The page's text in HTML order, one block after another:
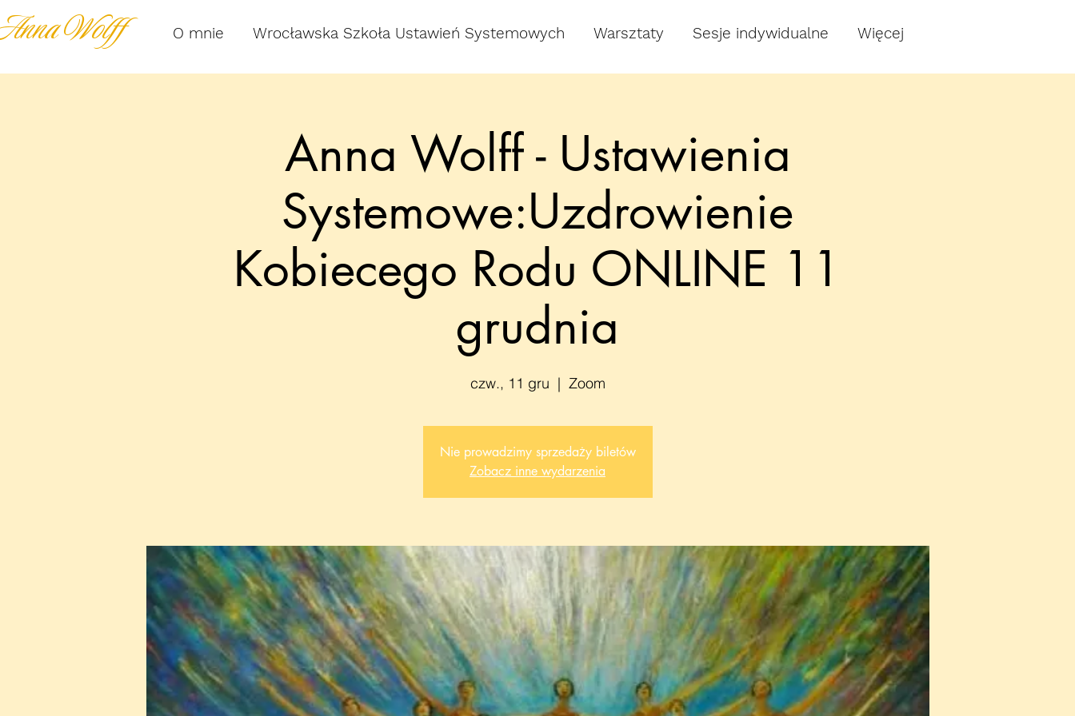
Wolff O mnie Wrocławska Szkoła Ustawień Systemowych Warsztaty Sesje indywidualne Więcej
Anna Wolff - Ustawienia
Systemowe:Uzdrowienie
Kobiecego Rodu ONLINE 11
grudnia
czw., 11 gru
  |
Zoom
Nie prowadzimy sprzedaży biletów
Zobacz inne wydarzenia